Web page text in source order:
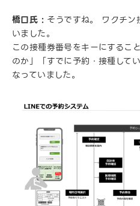
橋口氏 : そうですね。 ワクチン
いました。
この接種券番号をキーにするこ
のか」「すでに予約・接種して
なっていました。